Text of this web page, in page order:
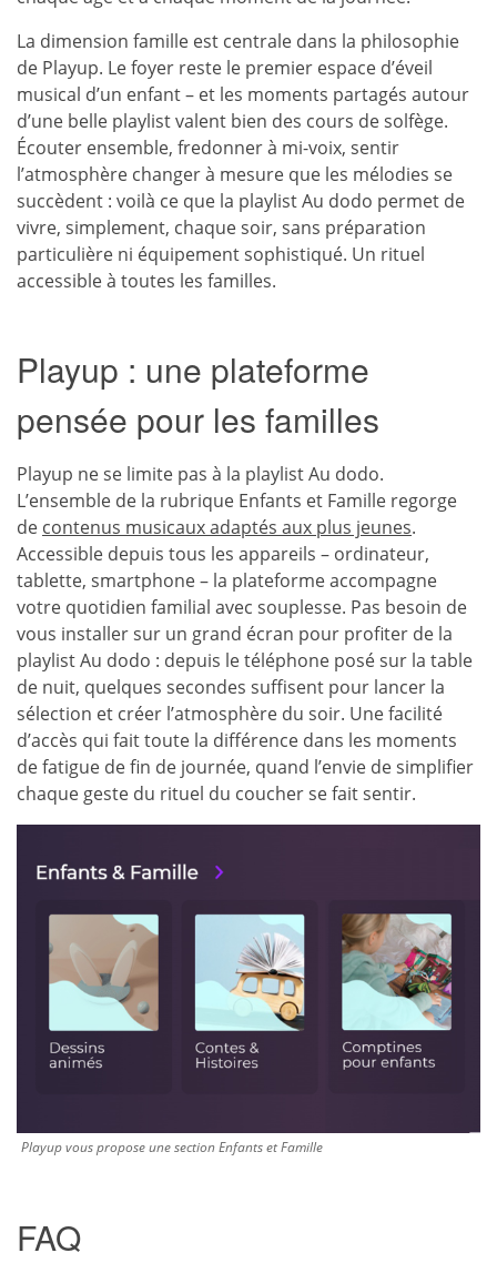
La dimension famille est centrale dans la philosophie
de Playup. Le foyer reste le premier espace d’éveil
musical d’un enfant – et les moments partagés autour
d’une belle playlist valent bien des cours de solfège.
Écouter ensemble, fredonner à mi-voix, sentir
l’atmosphère changer à mesure que les mélodies se
succèdent : voilà ce que la playlist Au dodo permet de
vivre, simplement, chaque soir, sans préparation
particulière ni équipement sophistiqué. Un rituel
accessible à toutes les familles.
Playup : une plateforme
pensée pour les familles
Playup ne se limite pas à la playlist Au dodo.
L’ensemble de la rubrique Enfants et Famille regorge
de contenus musicaux adaptés aux plus jeunes.
Accessible depuis tous les appareils – ordinateur,
tablette, smartphone – la plateforme accompagne
votre quotidien familial avec souplesse. Pas besoin de
vous installer sur un grand écran pour profiter de la
playlist Au dodo : depuis le téléphone posé sur la table
de nuit, quelques secondes suffisent pour lancer la
sélection et créer l’atmosphère du soir. Une facilité
d’accès qui fait toute la différence dans les moments
de fatigue de fin de journée, quand l’envie de simplifier
chaque geste du rituel du coucher se fait sentir.
Playup vous propose une section Enfants et Famille
FAQ